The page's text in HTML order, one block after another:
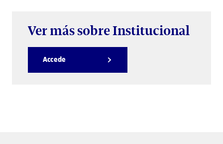
Ver más sobre Institucional
Accede